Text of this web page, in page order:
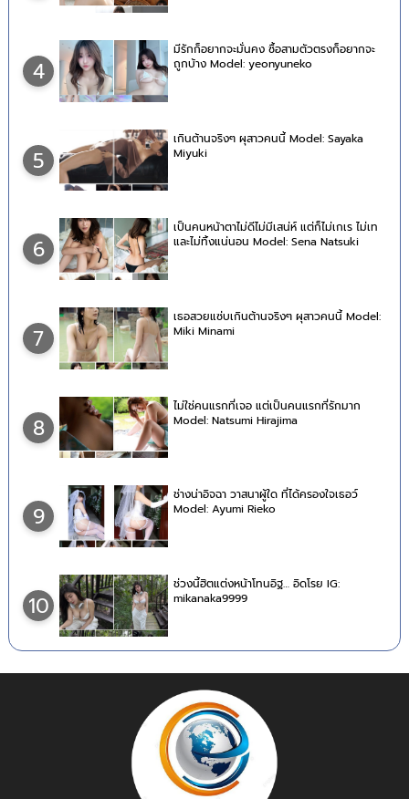
4
มีรักก็อยากจะมั่นคง ซื้อสามตัวตรงก็อยากจะ
ถูกบ้าง Model: yeonyuneko
5
เกินต้านจริงๆ ผุสาวคนนี้ Model: Sayaka
Miyuki
6
เป็นคนหน้าตาไม่ดีไม่มีเสน่ห์ แต่ก็ไม่เกเร ไม่เท
และไม่ทิ้งแน่นอน Model: Sena Natsuki
7
เธอสวยแซ่บเกินต้านจริงๆ ผุสาวคนนี้ Model:
Miki Minami
8
ไม่ใช่คนแรกที่เจอ แต่เป็นคนแรกที่รักมาก
Model: Natsumi Hirajima
9
ช่างน่าอิจฉา วาสนาผู้ใด ที่ได้ครองใจเธอว์
Model: Ayumi Rieko
10
ช่วงนี้ฮิตแต่งหน้าโทนอิฐ… อิดโรย IG:
mikanaka9999